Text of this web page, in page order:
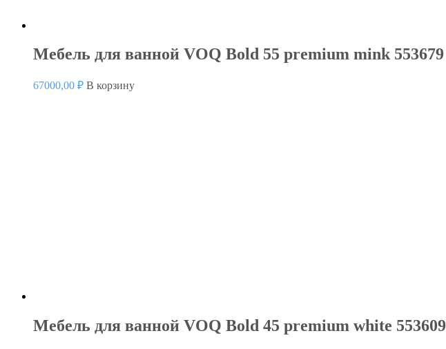
Мебель для ванной VOQ Bold 55 premium mink 553679
67000,00 ₽ В корзину
Мебель для ванной VOQ Bold 45 premium white 553609